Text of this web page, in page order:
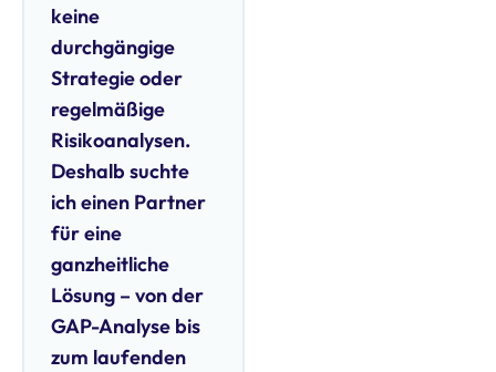
keine
durchgängige
Strategie oder
regelmäßige
Risikoanalysen.
Deshalb suchte
ich einen Partner
für eine
ganzheitliche
Lösung – von der
GAP-Analyse bis
zum laufenden